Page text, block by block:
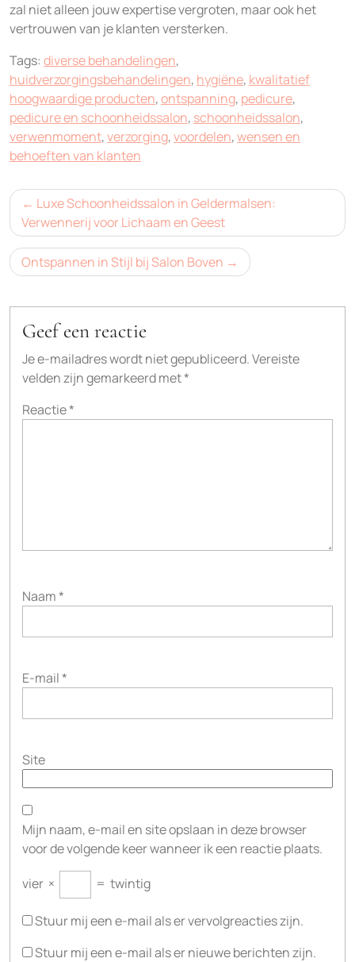
zal niet alleen jouw expertise vergroten, maar ook het
vertrouwen van je klanten versterken.
Tags: diverse behandelingen,
huidverzorgingsbehandelingen, hygiëne, kwalitatief
hoogwaardige producten,ontspanning, pedicure,
pedicure en schoonheidssalon, schoonheidssalon,
verwenmoment,verzorging,voordelen,wensen en
behoeften van klanten
Bericht
navigatie
Luxe Schoonheidssalon in Geldermalsen:
Verwennerij voor Lichaam en Geest
Ontspannen in Stijl bij Salon Boven
Geef een reactie
Je e-mailadres wordt niet gepubliceerd.Vereiste
velden zijn gemarkeerd met*
Reactie*
Naam*
E-mail*
Site
Mijn naam, e-mail en site opslaan in deze browser
voor de volgende keer wanneer ik een reactie plaats.
vier × = twintig
Stuur mij een e-mail als er vervolgreacties zijn.
Stuur mij een e-mail als er nieuwe berichten zijn.